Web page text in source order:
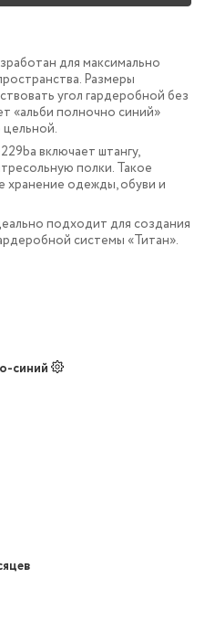
для максимально
Размеры
угол гардеробной без
«альби полночно синий»
включает штангу,
полки. Такое
хранение одежды, обуви и
подходит для создания
системы «Титан».
синий